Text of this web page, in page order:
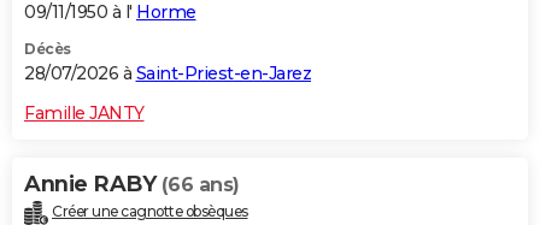
09/11/1950 à l' Horme
Décès
28/07/2026 à Saint-Priest-en-Jarez
Famille JANTY
Annie RABY (66 ans)
Créer une cagnotte obsèques